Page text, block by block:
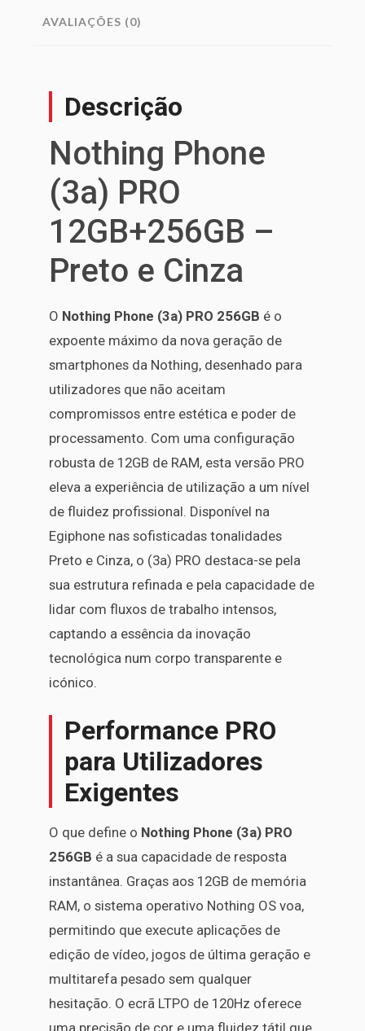
AVALIAÇÕES (0)
Descrição
Nothing Phone
(3a) PRO
12GB+256GB –
Preto e Cinza
O Nothing Phone (3a) PRO 256GB é o
expoente máximo da nova geração de
smartphones da Nothing, desenhado para
utilizadores que não aceitam
compromissos entre estética e poder de
processamento. Com uma configuração
robusta de 12GB de RAM, esta versão PRO
eleva a experiência de utilização a um nível
de fluidez profissional. Disponível na
Egiphone nas sofisticadas tonalidades
Preto e Cinza, o (3a) PRO destaca-se pela
sua estrutura refinada e pela capacidade de
lidar com fluxos de trabalho intensos,
captando a essência da inovação
tecnológica num corpo transparente e
icónico.
Performance PRO
para Utilizadores
Exigentes
O que define o Nothing Phone (3a) PRO
256GB é a sua capacidade de resposta
instantânea. Graças aos 12GB de memória
RAM, o sistema operativo Nothing OS voa,
permitindo que execute aplicações de
edição de vídeo, jogos de última geração e
multitarefa pesado sem qualquer
hesitação. O ecrã LTPO de 120Hz oferece